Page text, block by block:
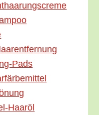
Pads
Haaröl